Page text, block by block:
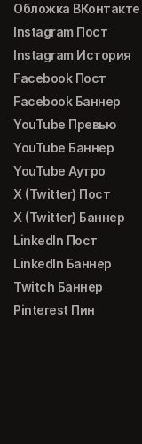
Обложка ВКонтакте
Instagram Пост
Instagram История
Facebook Пост
Facebook Баннер
YouTube Превью
YouTube Баннер
YouTube Аутро
X (Twitter) Пост
X (Twitter) Баннер
LinkedIn Пост
LinkedIn Баннер
Twitch Баннер
Pinterest Пин